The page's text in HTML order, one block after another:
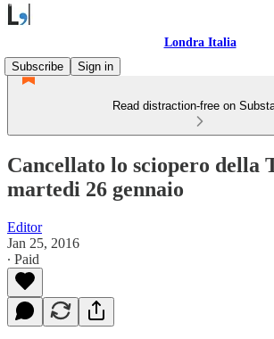
Londra Italia
Subscribe
Sign in
Read distraction-free on
Cancellato lo sciopero della
martedi 26 gennaio
Editor
Jan 25, 2016
∙ Paid